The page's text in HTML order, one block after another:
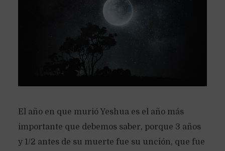
El año en que murió Yeshua es el año más
importante que debemos saber, porque 3 años
y 1/2 antes de su muerte fue su unción, que fue